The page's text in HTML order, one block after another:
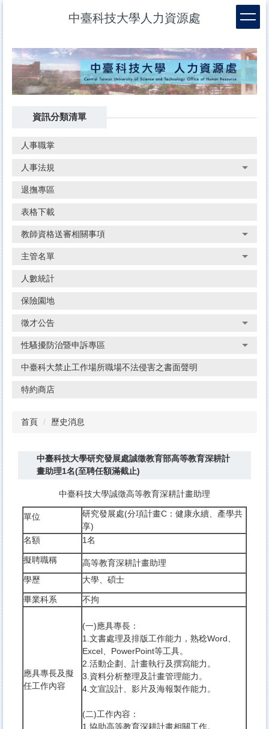
要
內
容
中臺科技大學人力資源處
資訊分類清單
人事職掌
人事法規
退撫專區
表格下載
教師資格送審相關事項
主管名單
人數統計
保險園地
徵才公告
性騷擾防治暨申訴專區
中臺科大禁止工作場所職場不法侵害之書面聲明
特約商店
首頁 歷史消息
中臺科技大學研究發展處誠徵教育部高等教育深耕計
畫助理1名(至聘任額滿截止)
中臺科技大學誠徵高等教育深耕計畫助理
單位
研究發展處(分項計畫C：健康永續、產學共
享)
名額
1名
擬聘職稱
高等教育深耕計畫助理
學歷
大學、碩士
畢業科系 不拘
應具專長及擬
任工作內容
(一)應具專長：
1.文書處理及排版工作能力，熟稔Word、
Excel、PowerPoint等工具。
2.活動企劃、計畫執行及撰寫能力。
3.資料分析整理及計畫管理能力。
4.文宣設計、影片及海報製作能力。
(二)工作內容：
1.協助高等教育深耕計畫相關工作。